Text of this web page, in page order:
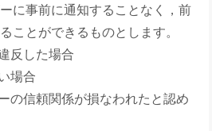
に事前に通知することなく，前
ことができるものとします。
反した場合
場合
の信頼関係が損なわれたと認め